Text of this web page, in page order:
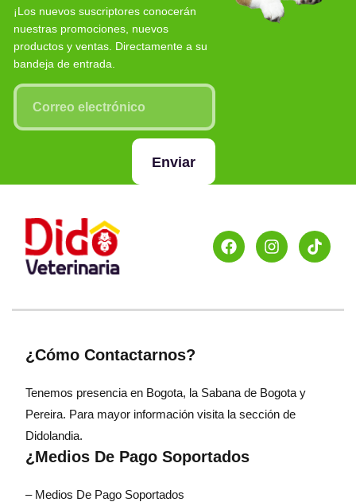
¡Los nuevos suscriptores conocerán
nuestras promociones, nuevos
productos y ventas. Directamente a su
bandeja de entrada.
Enviar
¿Cómo Contactarnos?
Tenemos presencia en Bogota, la Sabana de Bogota y
Pereira. Para mayor información visita la sección de
Didolandia.
¿Medios De Pago Soportados
– Medios De Pago Soportados